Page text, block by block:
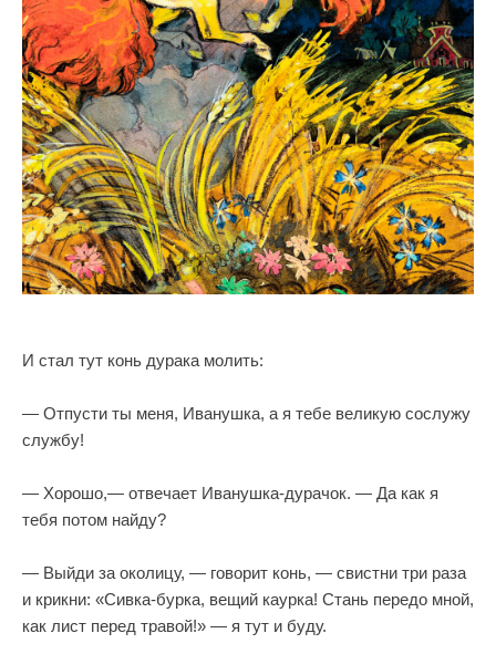
И стал тут конь дурака молить:
— Отпусти ты меня, Иванушка, а я тебе великую сослужу
службу!
— Хорошо,— отвечает Иванушка-дурачок. — Да как я
тебя потом найду?
— Выйди за околицу, — говорит конь, — свистни три раза
и крикни: «Сивка-бурка, вещий каурка! Стань передо мной,
как лист перед травой!» — я тут и буду.